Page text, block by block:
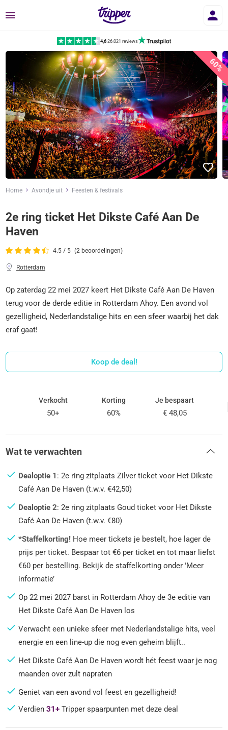
Menu
4,6|26.021 reviews
60%
Home Avondje uit Feesten & festivals
2e ring ticket Het Dikste Café Aan De
Haven
4.5 / 5 (2 beoordelingen)
Rotterdam
Op zaterdag 22 mei 2027 keert Het Dikste Café Aan De Haven
terug voor de derde editie in Rotterdam Ahoy. Een avond vol
gezelligheid, Nederlandstalige hits en een sfeer waarbij het dak
eraf gaat!
Koop de deal!
Verkocht
50+
Korting
60%
Je bespaart
€ 48,05
Wat te verwachten
Dealoptie 1 : 2e ring zitplaats Zilver ticket voor Het Dikste
Café Aan De Haven (t.w.v. €42,50)
Dealoptie 2: 2e ring zitplaats Goud ticket voor Het Dikste
Café Aan De Haven (t.w.v. €80)
*Staffelkorting! Hoe meer tickets je bestelt, hoe lager de
prijs per ticket. Bespaar tot €6 per ticket en tot maar liefst
€60 per bestelling. Bekijk de staffelkorting onder 'Meer
informatie’
Op 22 mei 2027 barst in Rotterdam Ahoy de 3e editie van
Het Dikste Café Aan De Haven los
Verwacht een unieke sfeer met Nederlandstalige hits, veel
energie en een line-up die nog even geheim blijft..
Het Dikste Café Aan De Haven wordt hét feest waar je nog
maanden over zult napraten
Geniet van een avond vol feest en gezelligheid!
Verdien31+ Tripper spaarpunten met deze deal